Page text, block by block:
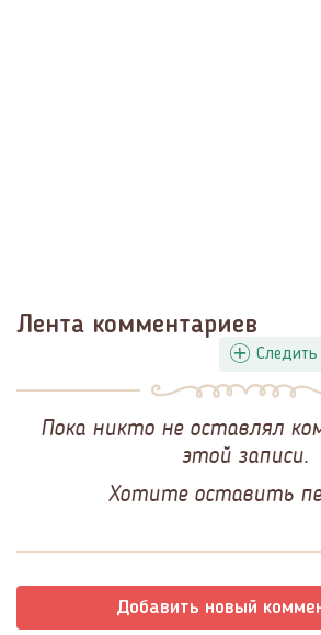
Лента комментариев
Пока никто не оставлял
этой записи.
Хотите оставить
Добавить новый